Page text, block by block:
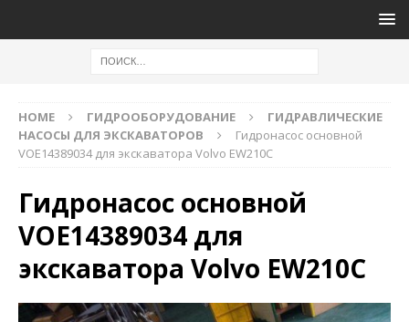
HOME ГИДРООБОРУДОВАНИЕ
ГИДРАВЛИЧЕСКИЕ
НАСОСЫ ДЛЯ ЭКСКАВАТОРОВ
Гидронасос основной
VOE14389034 для экскаватора Volvo EW210С
Гидронасос основной
VOE14389034 для
экскаватора Volvo EW210С